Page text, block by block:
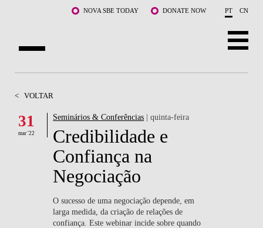
Saltar para o conteúdo principalNOVA SBE TODAY DONATE NOW PT CN
DOCENTES E INVESTIGAÇÃO
COMUNIDADE
LIFE AT NOVA SBE
WHAT'S HAPPENING
< VOLTAR
31
mar '22
Seminários & Conferências | quinta-feira
Credibilidade e
Confiança na
Negociação
O sucesso de uma negociação depende, em
larga medida, da criação de relações de
confiança. Este webinar incide sobre quando